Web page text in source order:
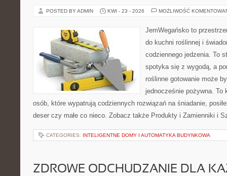
POSTED BY ADMIN KWI - 23 - 2026 MOŻLIWOŚĆ
JemWegańsko to
do kuchni roślinnej i
codziennego jedzenia. To
spotyka się z wygodą, a
roślinne gotowanie może
jednocześnie pożywna. To
osób, które wypatrują codziennych rozwiązań na śniadanie,
deser czy małe co nieco. Zobacz także Produkty i Zamienniki i
CATEGORIES: INTELIGENTNE DOMY I AUTOMATYKA BUDYNKOWA
ZDROWE ODCHUDZANIE DLA